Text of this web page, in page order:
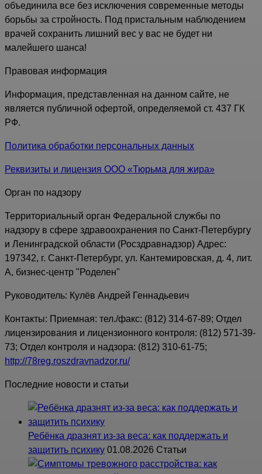
объединила все без исключения современные методы
борьбы за стройность. Под пристальным наблюдением
врачей сохранить лишний вес у вас не будет ни
малейшего шанса!
Правовая информация
Информация, представленная на данном сайте, не
является публичной офертой, определяемой ст. 437 ГК
РФ.
Политика обработки персональных данных
Реквизиты и лицензия ООО «Тюрьма для жира»
Орган по надзору
Территориальный орган Федеральной службы по
надзору в сфере здравоохранения по Санкт-Петербургу
и Ленинградской области (Росздравнадзор) Адрес:
197342, г. Санкт-Петербург, ул. Кантемировская, д. 4, лит.
А, бизнес-центр "Роделен"
Руководитель: Кулёв Андрей Геннадьевич
Контакты: Приемная: тел./факс: (812) 314-67-89; Отдел
лицензирования и лицензионного контроля: (812) 571-39-
73; Отдел контроля и надзора: (812) 310-61-75;
http://78reg.roszdravnadzor.ru/
Последние новости и статьи
Ребёнка дразнят из-за веса: как поддержать и
защитить психику 01.08.2026 Статьи